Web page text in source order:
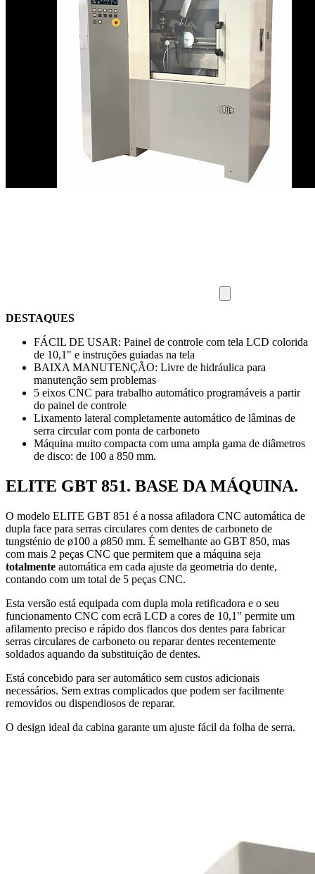
DESTAQUES
FÁCIL DE USAR: Painel de controle com tela LCD colorida
de 10,1" e instruções guiadas na tela
BAIXA MANUTENÇÃO: Livre de hidráulica para
manutenção sem problemas
5 eixos CNC para trabalho automático programáveis a partir
do painel de controle
Lixamento lateral completamente automático de lâminas de
serra circular com ponta de carboneto
Máquina muito compacta com uma ampla gama de diâmetros
de disco: de 100 a 850 mm.
ELITE GBT 851. BASE DA MÁQUINA.
O modelo ELITE GBT 851 é a nossa afiladora CNC automática de
dupla face para serras circulares com dentes de carboneto de
tungsténio de ø100 a ø850 mm. É semelhante ao GBT 850, mas
com mais 2 peças CNC que permitem que a máquina seja
totalmente automática em cada ajuste da geometria do dente,
contando com um total de 5 peças CNC.
Esta versão está equipada com dupla mola retificadora e o seu
funcionamento CNC com ecrã LCD a cores de 10,1" permite um
afilamento preciso e rápido dos flancos dos dentes para fabricar
serras circulares de carboneto ou reparar dentes recentemente
soldados aquando da substituição de dentes.
Está concebido para ser automático sem custos adicionais
necessários. Sem extras complicados que podem ser facilmente
removidos ou dispendiosos de reparar.
O design ideal da cabina garante um ajuste fácil da folha de serra.